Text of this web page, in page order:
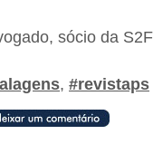
sócio da
, #revistaps